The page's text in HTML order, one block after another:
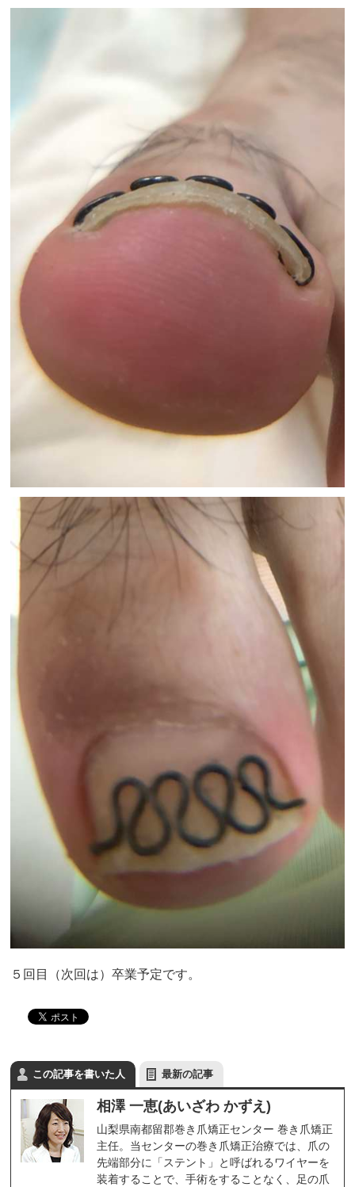
５回目（次回は）卒業予定です。
この記事を書いた人 最新の記事
相澤 一恵(あいざわ かずえ)
山梨県南都留郡巻き爪矯正センター 巻き爪矯正
主任。当センターの巻き爪矯正治療では、爪の
先端部分に「ステント」と呼ばれるワイヤーを
装着することで、手術をすることなく、足の爪